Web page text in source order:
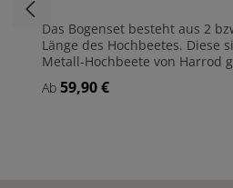
Das Bogenset besteht aus 2
Länge des Hochbeetes. Diese
Metall-Hochbeete von Harrod
mit den beiliegenden
befestigt werden (siehe Abb.).
Regulärer Preis:
Ab 59,90 €